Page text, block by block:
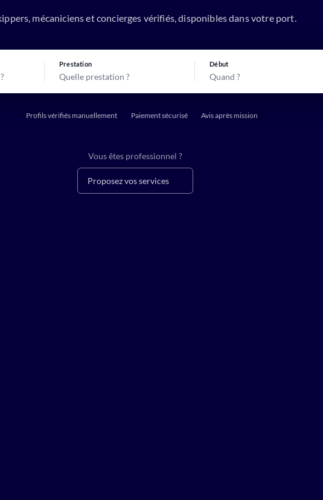
mécaniciens et concierges vérifiés, disponibles dans votre port.
Prestation
Quelle prestation ?
Début
Quand ?
Profils vérifiés manuellement Paiement sécurisé Avis après mission
Vous êtes professionnel ?
Proposez vos services